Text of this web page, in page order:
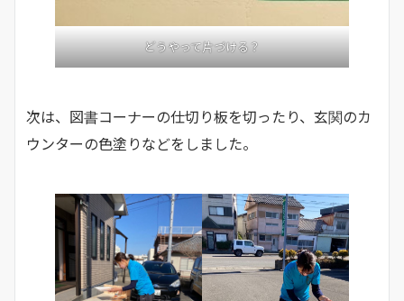
どうやって片づける？
次は、図書コーナーの仕切り板を切ったり、玄関のカ
ウンターの色塗りなどをしました。